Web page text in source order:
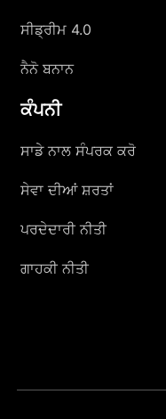
ਸੀਡ੍ਰੀਮ 4.0
ਨੈਨੋ ਬਨਾਨ
ਕੰਪਨੀ
ਸਾਡੇ ਨਾਲ ਸੰਪਰਕ ਕਰੋ
ਸੇਵਾ ਦੀਆਂ ਸ਼ਰਤਾਂ
ਪਰਦੇਦਾਰੀ ਨੀਤੀ
ਗਾਹਕੀ ਨੀਤੀ